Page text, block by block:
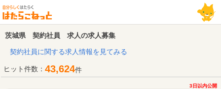
茨城県 契約社員 求人の求人募集
契約社員に関する求人情報を見てみる
ヒット件数： 43,624件
3日以内公開